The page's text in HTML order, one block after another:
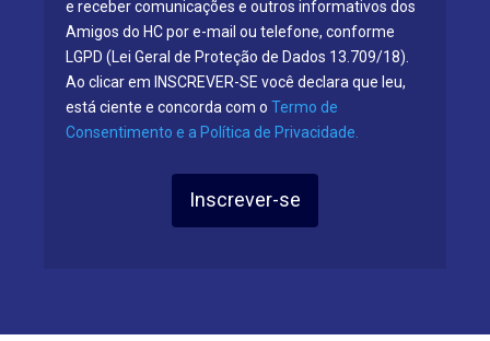
e receber comunicações e outros informativos dos
Amigos do HC por e-mail ou telefone, conforme
LGPD (Lei Geral de Proteção de Dados 13.709/18).
Ao clicar em INSCREVER-SE você declara que leu,
está ciente e concorda com o Termo de
Consentimento e a Política de Privacidade.
Inscrever-se